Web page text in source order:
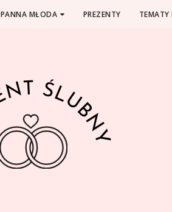
PANNA MŁODA PREZENTY TEMATY